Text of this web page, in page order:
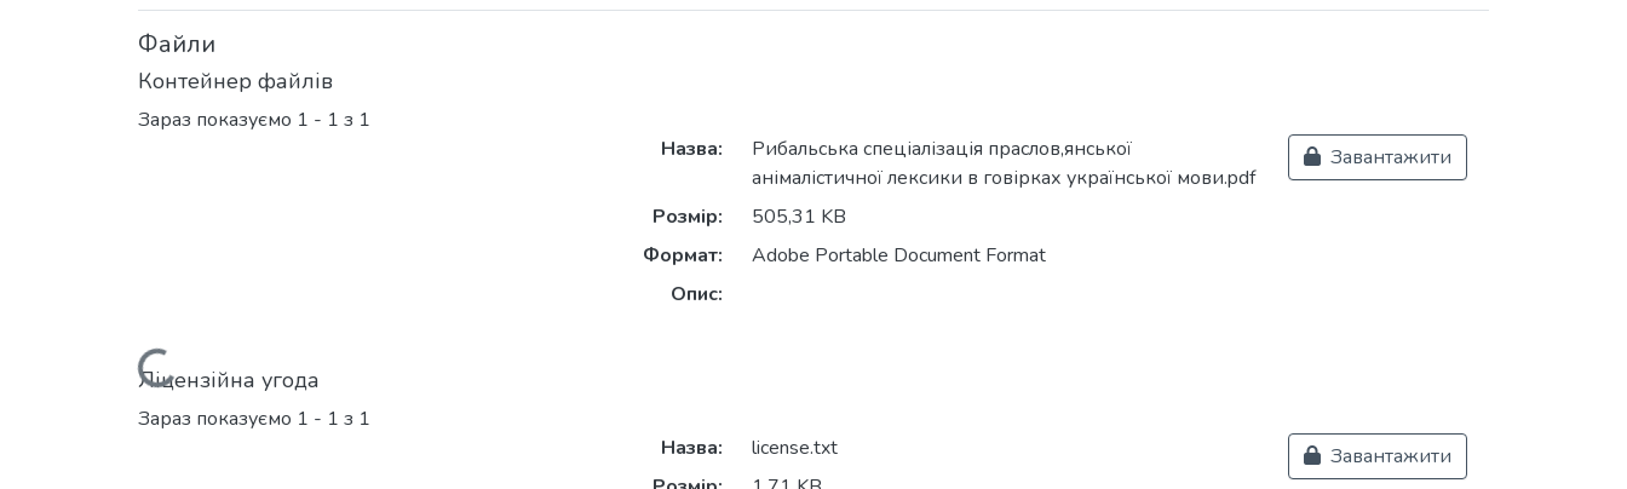
Файли
Контейнер файлів
Зараз показуємо 1 - 1 з 1
Вантажиться...
Назва:
Рибальська спеціалізація праслов,янської
анімалістичної лексики в говірках української мови.pdf
Розмір:
505,31 KB
Формат:
Adobe Portable Document Format
Опис:
Завантажити
Ліцензійна угода
Зараз показуємо 1 - 1 з 1
Назва:
license.txt
Завантажити